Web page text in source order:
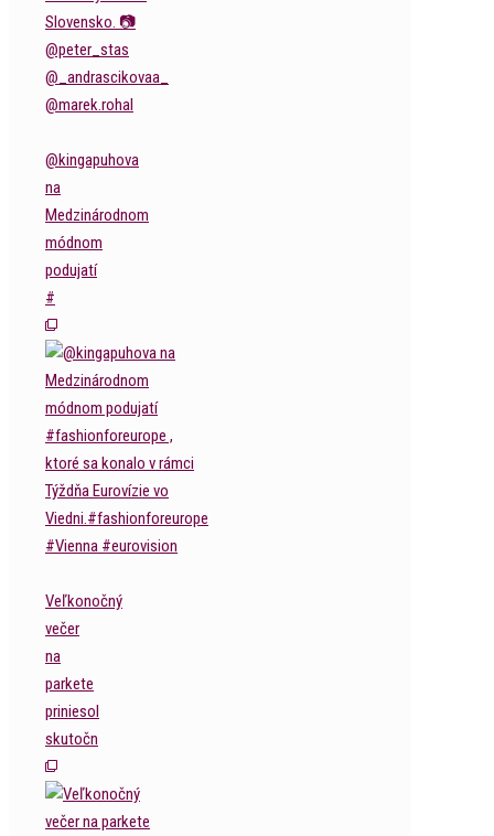
@kingapuhova
na
Medzinárodnom
módnom
podujatí
#
Veľkonočný
večer
na
parkete
priniesol
skutočn